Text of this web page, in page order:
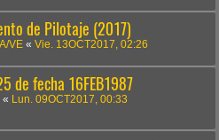
de Pilotaje (2017)
VE « Vie. 13OCT2017, 02:26
de fecha 16FEB1987
«
Lun. 09OCT2017, 00:33